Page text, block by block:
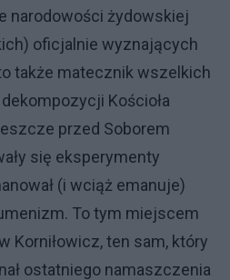
narodowości żydowskiej
oficjalnie wyznających
także matecznik wszelkich
Kościoła
przed Soborem
się eksperymenty
(i wciąż emanuje)
To tym miejscem
Korniłowicz, ten sam, który
ostatniego namaszczenia